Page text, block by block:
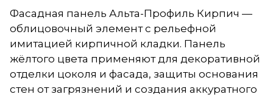
Фасадная панель Альта-Профиль Кирпич —
облицовочный элемент с рельефной
имитацией кирпичной кладки. Панель
жёлтого цвета применяют для декоративной
отделки цоколя и фасада, защиты основания
стен от загрязнений и создания аккуратного